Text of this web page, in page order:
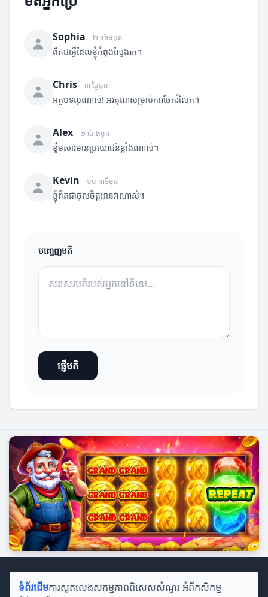
Sophia ២ ម៉ោងមុន
ពិតជាអ្វីដែលខ្ញុំកំពុងស្វែងរក។
Chris ៣ ថ្ងៃមុន
អត្ថបទល្អណាស់! អរគុណសម្រាប់ការចែករំលែក។
Alex ២ ម៉ោងមុន
ខ្លឹមសារមានប្រយោជន៍ខ្លាំងណាស់។
Kevin ១០ នាទីមុន
ខ្ញុំពិតជាចូលចិត្តអានវាណាស់។
បញ្ចេញមតិ
ផ្ញើមតិ
ទំព័រដើមការស្លតលេងសកម្មភាពពិសេសសំណួរ អំពីកសិកម្ម